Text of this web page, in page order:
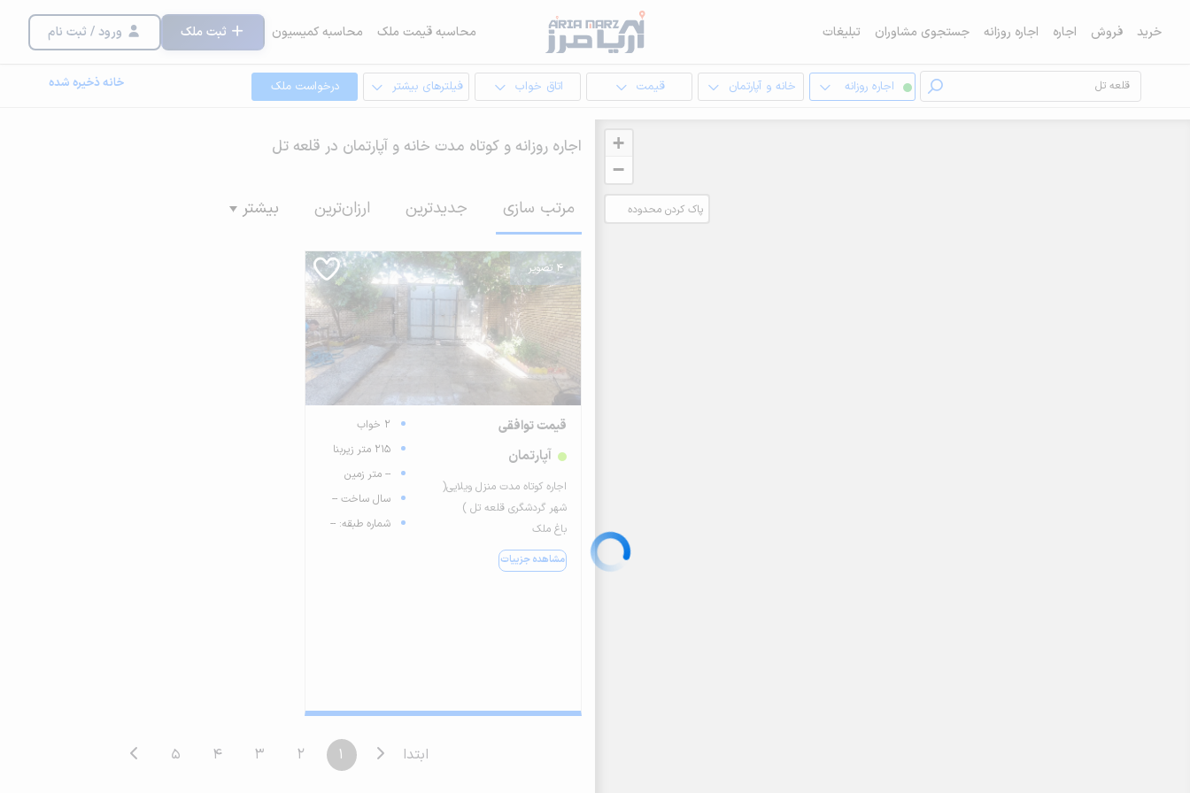
خرید فروش اجاره اجاره روزانه جستجوی مشاوران تبلیغات محاسبه قیمت ملک محاسبه کمیسیون ثبت ملک ورود / ثبت نام
اجاره روزانه خانه و آپارتمان قیمت اتاق خواب فیلترهای بیشتر درخواست ملک خانه ذخیره شده
+
−
پاک کردن محدوده
اجاره روزانه و کوتاه مدت خانه و آپارتمان در قلعه تل
مرتب سازی جدیدترین ارزان‌ترین بیشتر
4 تصویر
قیمت توافقی
آپارتمان
اجاره کوتاه مدت منزل ویلایی(
شهر گردشگری قلعه تل )
باغ ملک
مشاهده جزییات
2 خواب
215 متر زیربنا
-- متر زمین
سال ساخت --
شماره طبقه: --
ابتدا 1
2
3
4
5